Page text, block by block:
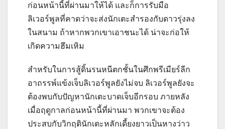
ก่อนหน้านี้ที่ผ่านมาให้ได้ และก็การรับมือ
ลิเวอร์พูลที่คาดว่าจะส่งนักเตะสำรองกับดาวรุ่งลง
ในสนาม ถ้าหากพวกเขาเอาชนะได้ น่าจะก่อให้
เกิดความฮึมเหิม
สำหรับในการสู้ดิ้นรนหนีตกชั้นในศึกพรีเมียร์ลีก
อาถรรพ์แข้งเจ็บลิเวอร์พูลยังไม่จบ ลิเวอร์พูลยังจะ
ต้องพบกับปัญหานักเตะบาดเจ็บอีกรอบ ภายหลัง
เมื่อฤดูกาลก่อนหน้านี้ที่ผ่านมา พวกเขาจะต้อง
ประสบกับวิกฤตินักเตะหลักเดี้ยงยาวเป็นหางว่าว